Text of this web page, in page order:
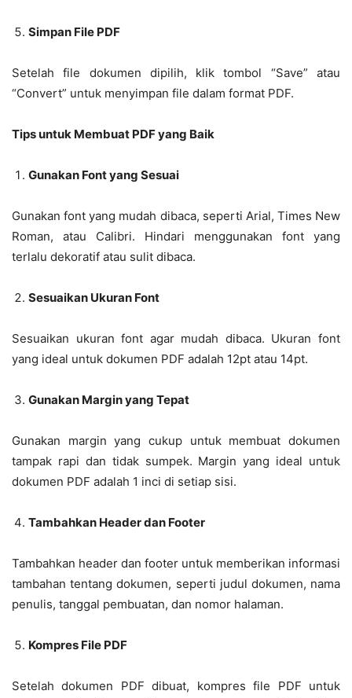
Simpan File PDF
Setelah file dokumen dipilih, klik tombol “Save” atau
“Convert” untuk menyimpan file dalam format PDF.
Tips untuk Membuat PDF yang Baik
Gunakan Font yang Sesuai
Gunakan font yang mudah dibaca, seperti Arial, Times New
Roman, atau Calibri. Hindari menggunakan font yang
terlalu dekoratif atau sulit dibaca.
Sesuaikan Ukuran Font
Sesuaikan ukuran font agar mudah dibaca. Ukuran font
yang ideal untuk dokumen PDF adalah 12pt atau 14pt.
Gunakan Margin yang Tepat
Gunakan margin yang cukup untuk membuat dokumen
tampak rapi dan tidak sumpek. Margin yang ideal untuk
dokumen PDF adalah 1 inci di setiap sisi.
Tambahkan Header dan Footer
Tambahkan header dan footer untuk memberikan informasi
tambahan tentang dokumen, seperti judul dokumen, nama
penulis, tanggal pembuatan, dan nomor halaman.
Kompres File PDF
Setelah dokumen PDF dibuat, kompres file PDF untuk